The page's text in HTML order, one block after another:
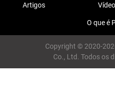
Artigos
O que é
Copyright © 2020-
Co., Ltd. Todos os